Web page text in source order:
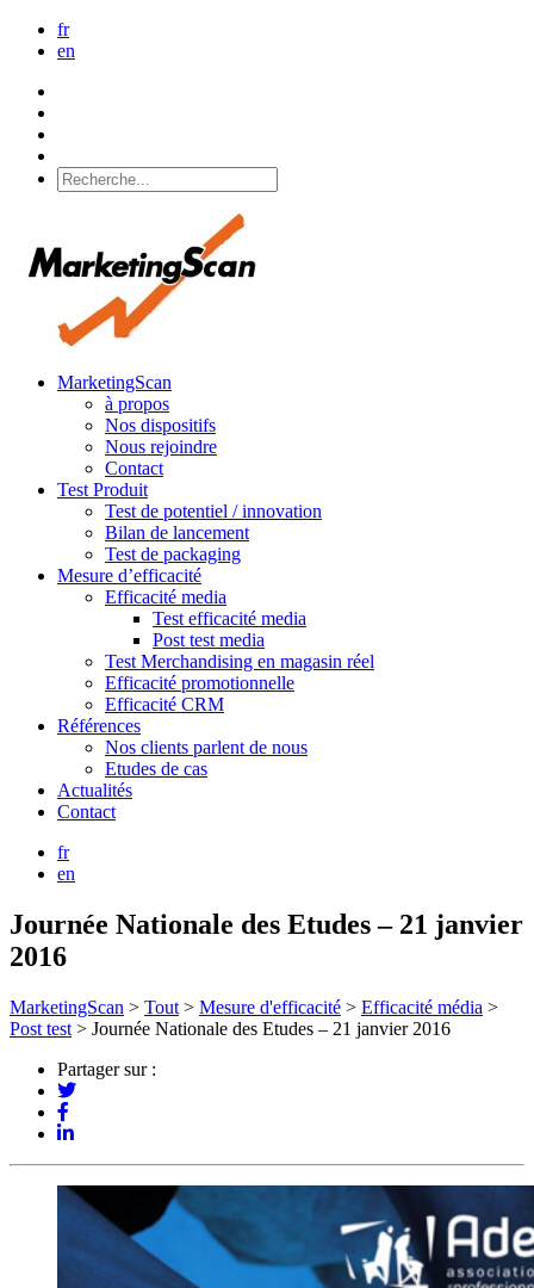
fr
en
MarketingScan
à propos
Nos dispositifs
Nous rejoindre
Contact
Test Produit
Test de potentiel / innovation
Bilan de lancement
Test de packaging
Mesure d’efficacité
Efficacité media
Test efficacité media
Post test media
Test Merchandising en magasin réel
Efficacité promotionnelle
Efficacité CRM
Références
Nos clients parlent de nous
Etudes de cas
Actualités
Contact
fr
en
Journée Nationale des Etudes – 21 janvier
2016
MarketingScan > Tout > Mesure d'efficacité > Efficacité média >
Post test > Journée Nationale des Etudes – 21 janvier 2016
Partager sur :